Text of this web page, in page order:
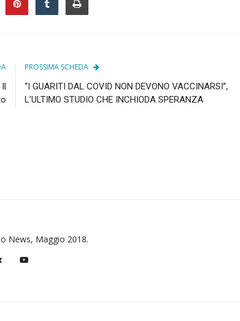
PROSSIMA SCHEDA
“I GUARITI DAL COVID NON DEVONO VACCINARSI”,
L’ULTIMO STUDIO CHE INCHIODA SPERANZA
News, Maggio 2018.